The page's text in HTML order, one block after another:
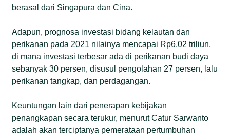
berasal dari Singapura dan Cina.
Adapun, prognosa investasi bidang kelautan dan
perikanan pada 2021 nilainya mencapai Rp6,02 triliun,
di mana investasi terbesar ada di perikanan budi daya
sebanyak 30 persen, disusul pengolahan 27 persen, lalu
perikanan tangkap, dan perdagangan.
Keuntungan lain dari penerapan kebijakan
penangkapan secara terukur, menurut Catur Sarwanto
adalah akan terciptanya pemerataan pertumbuhan